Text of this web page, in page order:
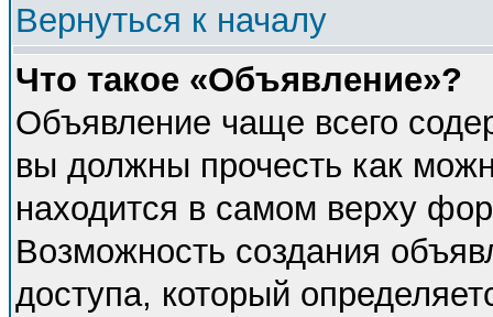
Вернуться к началу
Что такое «Объявление»?
Объявление чаще всего
вы должны прочесть как
находится в самом верху
Возможность создания
доступа, который